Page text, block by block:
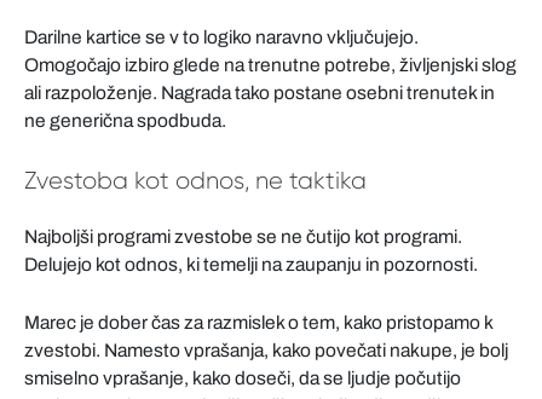
Darilne kartice se v to logiko naravno vključujejo.
Omogočajo izbiro glede na trenutne potrebe, življenjski slog
ali razpoloženje. Nagrada tako postane osebni trenutek in
ne generična spodbuda.
Zvestoba kot odnos, ne taktika
Najboljši programi zvestobe se ne čutijo kot programi.
Delujejo kot odnos, ki temelji na zaupanju in pozornosti.
Marec je dober čas za razmislek o tem, kako pristopamo k
zvestobi. Namesto vprašanja, kako povečati nakupe, je bolj
smiselno vprašanje, kako doseči, da se ljudje počutijo